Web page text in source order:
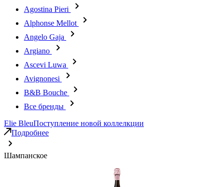
Agostina Pieri
Alphonse Mellot
Angelo Gaja
Argiano
Ascevi Luwa
Avignonesi
B&B Bouche
Все бренды
Elie BleuПоступление новой коллелкции
Подробнее
Шампанское